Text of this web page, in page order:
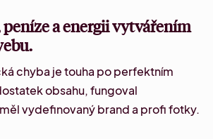
peníze a energii vytvářením
chyba je touha po perfektním
obsahu, fungoval
vydefinovaný brand a profi fotky.